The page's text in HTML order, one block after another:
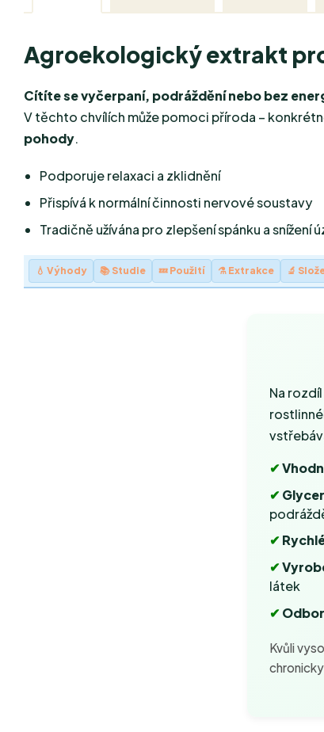
Agroekologický extrakt
Cítíte se vyčerpaní, podráždění nebo bez
V těchto chvílích může pomoci příroda –
pohody.
Podporuje relaxaci a zklidnění
Přispívá k normální činnosti nervové soustavy
Tradičně užívána pro zlepšení spánku a snížení
💧 Výhody 📚 Studie 💤 Použití ⚗️ Extrakce 🔬
Na
✔
✔
✔
✔
látek
✔
Kvůli